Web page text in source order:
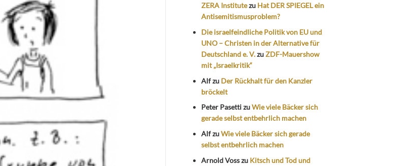
ZERA Institutezu Hat DER SPIEGEL ein
Antisemitismusproblem?
Die israelfeindliche Politik von EU und
UNO – Christen in der Alternative für
Deutschland e. V.zuZDF-Mauershow
mit „Israelkritik“
Alfzu Der Rückhalt für den Kanzler
bröckelt
Peter PasettizuWie viele Bäcker sich
gerade selbst entbehrlich machen
AlfzuWie viele Bäcker sich gerade
selbst entbehrlich machen
Arnold Vosszu Kitsch und Tod und